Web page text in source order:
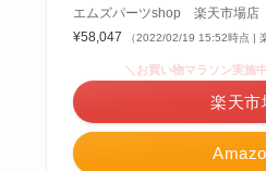
エムズパーツshop 楽天市場店
¥58,047
（2022/02/19 15:52時点 |
＼お買い物マラソン実施
楽天市